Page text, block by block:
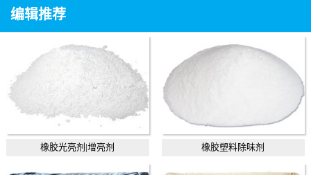
编辑推荐
橡胶光亮剂|增亮剂 橡胶塑料除味剂